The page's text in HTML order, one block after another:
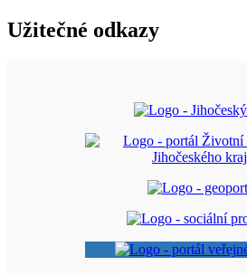
Užitečné odkazy